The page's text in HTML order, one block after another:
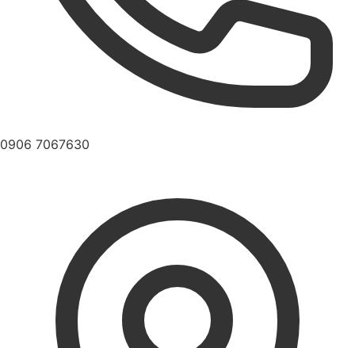
0906 7067630